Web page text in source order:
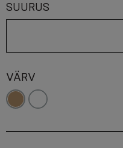
SUURUS
VÄRV